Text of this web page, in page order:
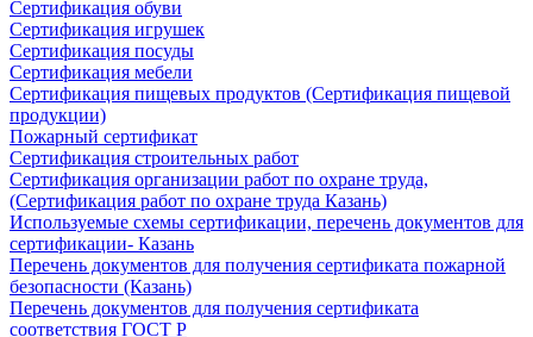
Сертификация обуви
Сертификация игрушек
Сертификация посуды
Сертификация мебели
Сертификация пищевых продуктов (Сертификация пищевой
продукции)
Пожарный сертификат
Сертификация строительных работ
Сертификация организации работ по охране труда,
(Сертификация работ по охране труда Казань)
Используемые схемы сертификации, перечень документов для
сертификации- Казань
Перечень документов для получения сертификата пожарной
безопасности (Казань)
Перечень документов для получения сертификата
соответствия ГОСТ Р